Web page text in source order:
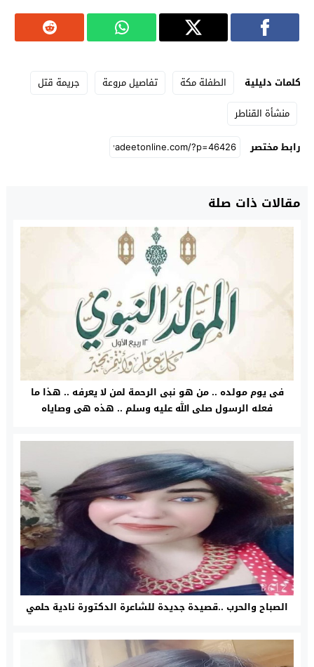
كلمات دليلية الطفلة مكة تفاصيل مروعة
جريمة قتل
منشأة القناطر
رابط مختصر
مقالات ذات صلة
فى يوم مولده .. من هو نبى الرحمة لمن لا يعرفه .. هذا ما
فعله الرسول صلى الله عليه وسلم .. هذه هى وصاياه
الصباح والحرب ..قصيدة جديدة للشاعرة الدكتورة نادية حلمي